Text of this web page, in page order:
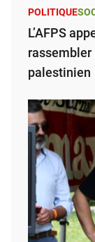
POLITIQUE
L’AFPS
rassembler
palestinien